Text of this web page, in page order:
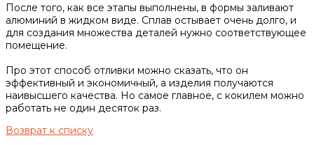
После того, как все этапы выполнены, в формы заливают
алюминий в жидком виде. Сплав остывает очень долго, и
для создания множества деталей нужно соответствующее
помещение.
Про этот способ отливки можно сказать, что он
эффективный и экономичный, а изделия получаются
наивысшего качества. Но самое главное, с кокилем можно
работать не один десяток раз.
Возврат к списку